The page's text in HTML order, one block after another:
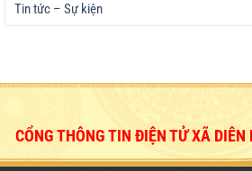
Tin tức – Sự kiện
CỔNG THÔNG TIN ĐIỆN TỬ XÃ